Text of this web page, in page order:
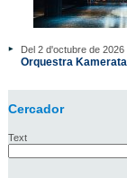
Del 2 d'octubre de
Orquestra
Cercador
Text